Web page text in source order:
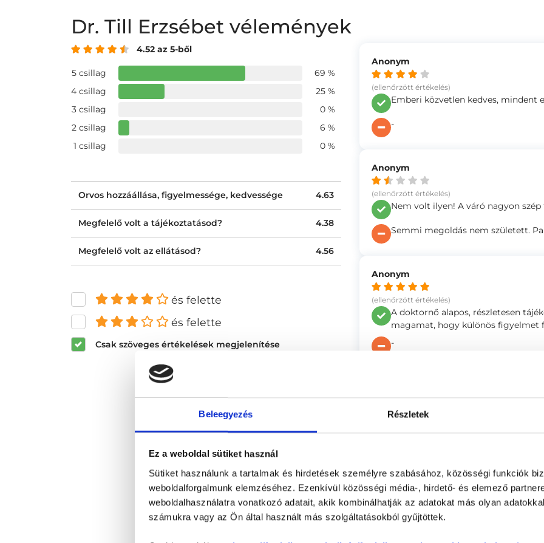
Beleegyezés Részletek
Ez a weboldal sütiket használ
Sütiket használunk a tartalmak és hirdetések személyre szabásához, közösségi funkciók
weboldalforgalmunk elemzéséhez. Ezenkívül közösségi média-, hirdető- és elemező
weboldalhasználatra vonatkozó adatait, akik kombinálhatják az adatokat más olyan
számukra vagy az Ön által használt más szolgáltatásokból gyűjtöttek.
Dr. Till Erzsébet vélemények
4.52 az 5-ből
5 csillag
69 %
4 csillag
25 %
3 csillag
0 %
2 csillag
6 %
1 csillag
0 %
Orvos hozzáállása, figyelmessége, kedvessége 4.63
Megfelelő volt a tájékoztatásod? 4.38
Megfelelő volt az ellátásod? 4.56
és felette
és felette
Csak szöveges értékelések megjelenítése
Anonym
(ellenőrzött értékelés)
Emberi közvetlen kedves, mindent
-
Anonym
(ellenőrzött értékelés)
Nem volt ilyen! A váró nagyon
Semmi megoldás nem született.
Anonym
(ellenőrzött értékelés)
A doktornő alapos, részletesen
magamat, hogy különös figyelmet
-
(ellenőrzött értékelés)
A Doktornő nagyon kedves,
Irén
(ellenőrzött értékelés)
A Doktornő kedves, profi, alapos